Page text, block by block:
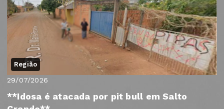
Região
29/07/2026
**Idosa é atacada por pit bull em Salto